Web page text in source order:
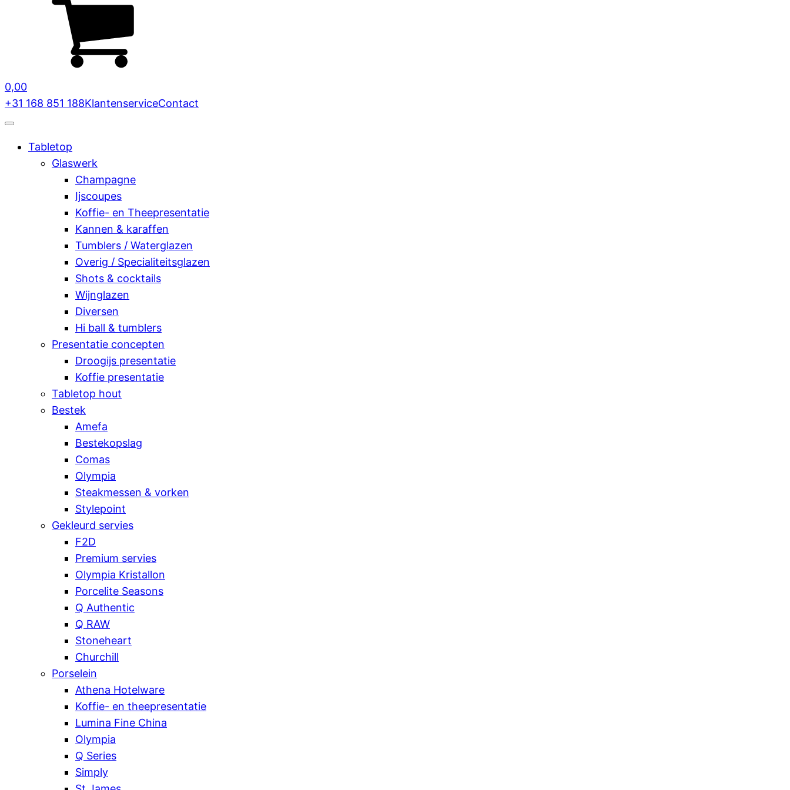
0,00
+31 168 851 188KlantenserviceContact
Tabletop
Glaswerk
Champagne
Ijscoupes
Koffie- en Theepresentatie
Kannen & karaffen
Tumblers / Waterglazen
Overig / Specialiteitsglazen
Shots & cocktails
Wijnglazen
Diversen
Hi ball & tumblers
Presentatie concepten
Droogijs presentatie
Koffie presentatie
Tabletop hout
Bestek
Amefa
Bestekopslag
Comas
Olympia
Steakmessen & vorken
Stylepoint
Gekleurd servies
F2D
Premium servies
Olympia Kristallon
Porcelite Seasons
Q Authentic
Q RAW
Stoneheart
Churchill
Porselein
Athena Hotelware
Koffie- en theepresentatie
Lumina Fine China
Olympia
Q Series
Simply